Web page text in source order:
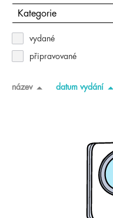
Kategorie
vydané
připravované
název datum vydání